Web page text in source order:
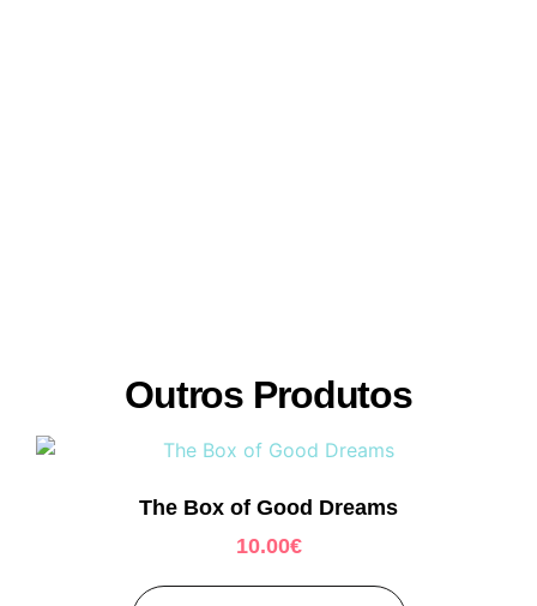
Outros Produtos
The Box of Good Dreams
10.00€